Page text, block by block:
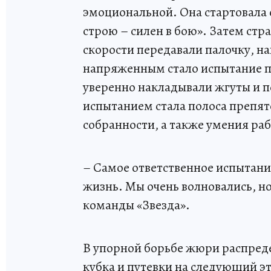
эмоциональной. Она стартовала
строю – силен в бою». Затем
скорости передавали палочку,
напряженным стало испытание
уверенно накладывали жгуты и
испытанием стала полоса
собранности, а также умения
– Самое ответственное
жизнь. Мы очень волновались,
команды «Звезда».
В упорной борьбе жюри
кубка и путевки на следующий